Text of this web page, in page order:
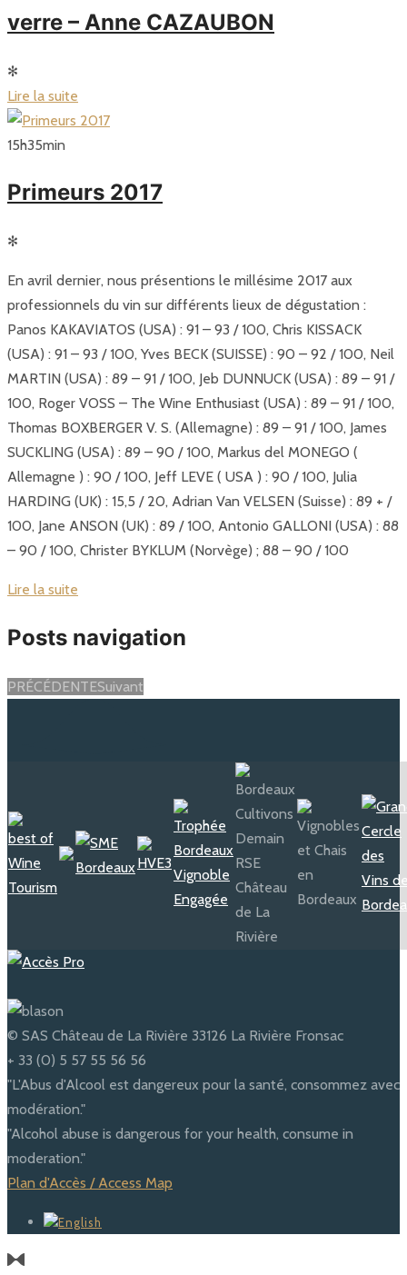
verre – Anne CAZAUBON
✻
Lire la suite
15h35min
Primeurs 2017
✻
En avril dernier, nous présentions le millésime 2017 aux
professionnels du vin sur différents lieux de dégustation :
Panos KAKAVIATOS (USA) : 91 – 93 / 100, Chris KISSACK
(USA) : 91 – 93 / 100, Yves BECK (SUISSE) : 90 – 92 / 100, Neil
MARTIN (USA) : 89 – 91 / 100, Jeb DUNNUCK (USA) : 89 – 91 /
100, Roger VOSS – The Wine Enthusiast (USA) : 89 – 91 / 100,
Thomas BOXBERGER V. S. (Allemagne) : 89 – 91 / 100, James
SUCKLING (USA) : 89 – 90 / 100, Markus del MONEGO (
Allemagne ) : 90 / 100, Jeff LEVE ( USA ) : 90 / 100, Julia
HARDING (UK) : 15,5 / 20, Adrian Van VELSEN (Suisse) : 89 + /
100, Jane ANSON (UK) : 89 / 100, Antonio GALLONI (USA) : 88
– 90 / 100, Christer BYKLUM (Norvège) ; 88 – 90 / 100
Lire la suite
Posts navigation
PRÉCÉDENTESuivant
© SAS Château de La Rivière 33126 La Rivière Fronsac
+ 33 (0) 5 57 55 56 56
"L'Abus d'Alcool est dangereux pour la santé, consommez avec
modération."
"Alcohol abuse is dangerous for your health, consume in
moderation."
Plan d'Accès / Access Map